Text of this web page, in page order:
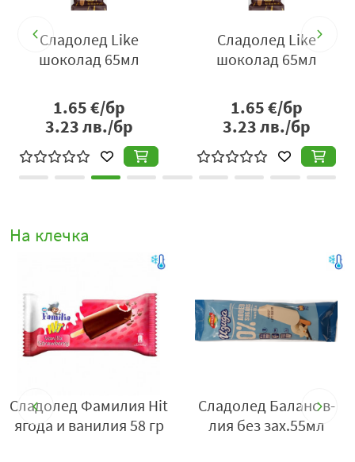
Сладолед Like
шоколад 65мл
1.65€/бр
3.23лв./бр
Сладолед Like
шоколад 65мл
1.65€/бр
3.23лв./бр
На клечка
Сладолед Фамилия Hit
ягода и ванилия 58 гр
Сладолед Баланс в-
лия без зах.55мл